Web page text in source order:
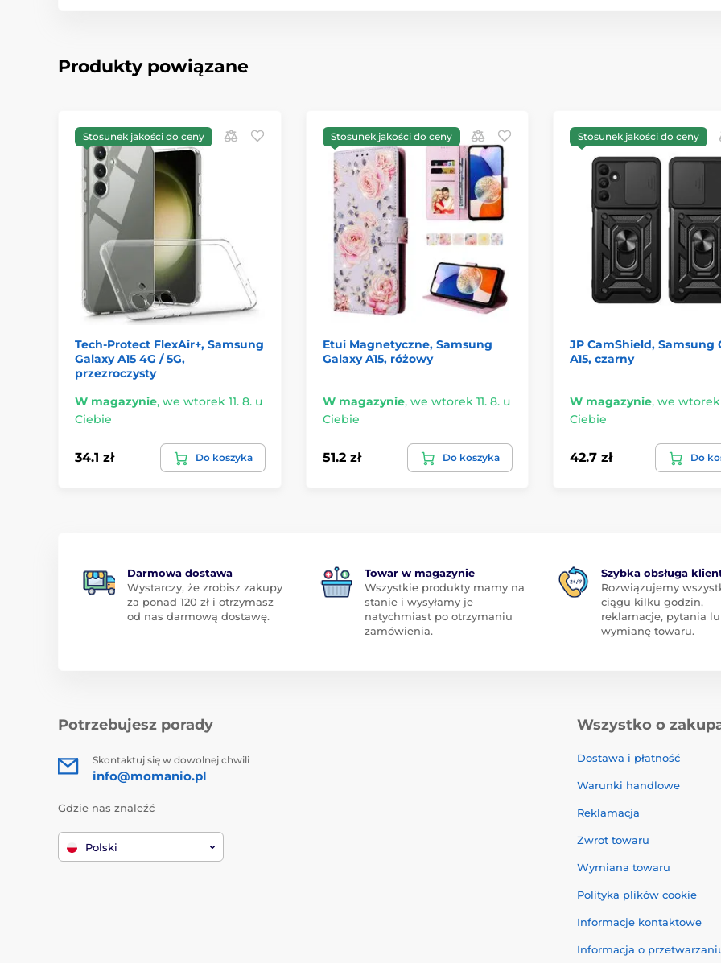
Produkty powiązane
Stosunek jakości do ceny
Tech-Protect FlexAir+, Samsung
Galaxy A15 4G / 5G,
przezroczysty
W magazynie, we wtorek 11. 8. u
Ciebie
34.1 zł Do koszyka
Stosunek jakości do ceny
Etui Magnetyczne, Samsung
Galaxy A15, różowy
W magazynie, we wtorek 11. 8. u
Ciebie
51.2 zł Do koszyka
Stosunek jakości do ceny
JP CamShield, Samsung
A15, czarny
W magazynie, we wtorek
Ciebie
42.7 zł Do
Darmowa dostawa
Wystarczy, że zrobisz zakupy
za ponad 120 zł i otrzymasz
od nas darmową dostawę.
Towar w magazynie
Wszystkie produkty mamy na
stanie i wysyłamy je
natychmiast po otrzymaniu
zamówienia.
Szybka obsługa
Rozwiązujemy
ciągu kilku godzin,
reklamacje, pytania
wymianę towaru.
Potrzebujesz porady
Skontaktuj się w dowolnej chwili
info@momanio.pl
Gdzie nas znaleźć
Polski
Wszystko o
Dostawa i płatność
Warunki handlowe
Reklamacja
Zwrot towaru
Wymiana towaru
Polityka plików cookie
Informacje kontaktowe
Informacja o